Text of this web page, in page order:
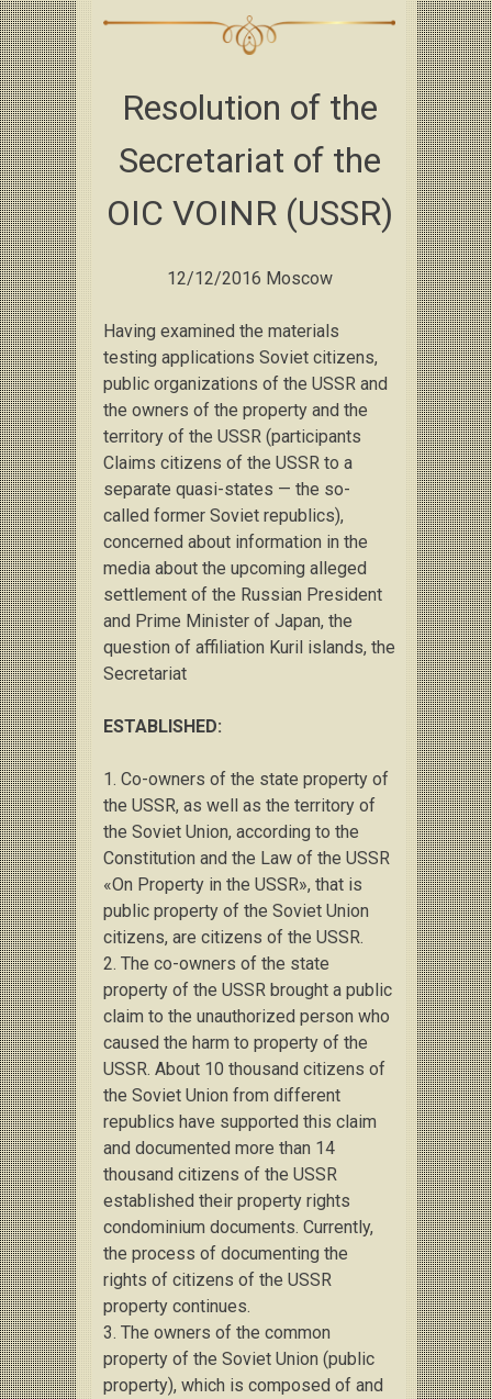
Resolution of the
Secretariat of the
OIC VOINR (USSR)
12/12/2016 Moscow
Having examined the materials
testing applications Soviet citizens,
public organizations of the USSR and
the owners of the property and the
territory of the USSR (participants
Claims citizens of the USSR to a
separate quasi-states — the so-
called former Soviet republics),
concerned about information in the
media about the upcoming alleged
settlement of the Russian President
and Prime Minister of Japan, the
question of affiliation Kuril islands, the
Secretariat
ESTABLISHED:
1. Co-owners of the state property of
the USSR, as well as the territory of
the Soviet Union, according to the
Constitution and the Law of the USSR
«On Property in the USSR», that is
public property of the Soviet Union
citizens, are citizens of the USSR.
2. The co-owners of the state
property of the USSR brought a public
claim to the unauthorized person who
caused the harm to property of the
USSR. About 10 thousand citizens of
the Soviet Union from different
republics have supported this claim
and documented more than 14
thousand citizens of the USSR
established their property rights
condominium documents. Currently,
the process of documenting the
rights of citizens of the USSR
property continues.
3. The owners of the common
property of the Soviet Union (public
property), which is composed of and